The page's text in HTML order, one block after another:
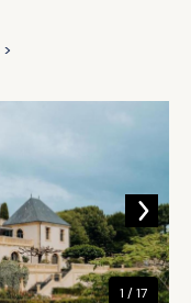
1 / 17